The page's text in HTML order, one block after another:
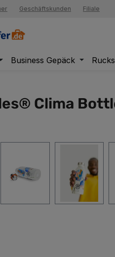
springen
Geschäftskunden Filiale
Business Gepäck
Clima